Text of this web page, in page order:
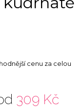
cenu za celou
309 Kč